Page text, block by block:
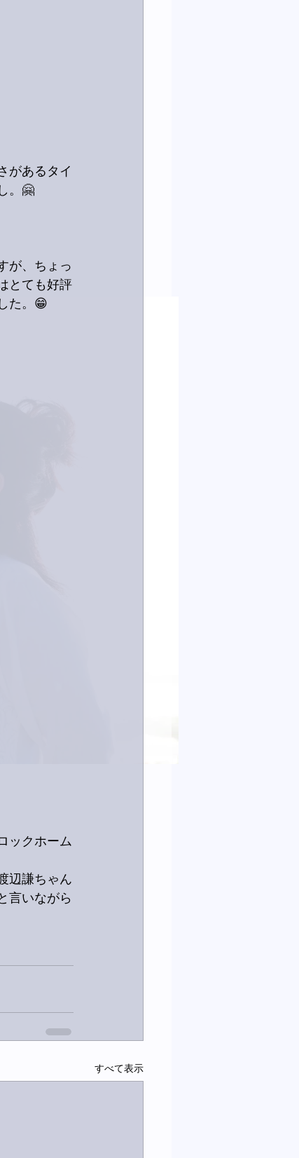
があるタイ
。🤗
が、ちょっ
とても好評
た。😁
ックホーム
辺謙ちゃん
言いながら
すべて表示